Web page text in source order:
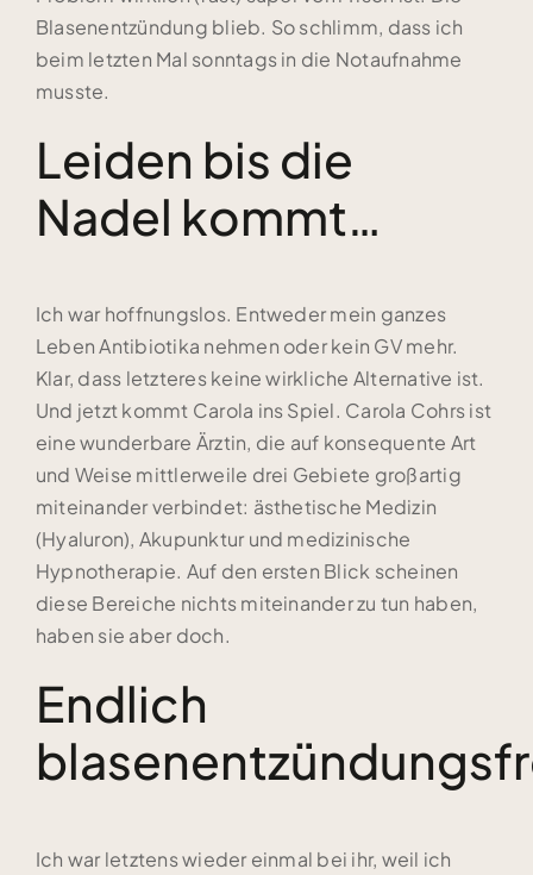
Blasenentzündung blieb. So schlimm, dass ich
beim letzten Mal sonntags in die Notaufnahme
musste.
Leiden bis die
Nadel kommt…
Ich war hoffnungslos. Entweder mein ganzes
Leben Antibiotika nehmen oder kein GV mehr.
Klar, dass letzteres keine wirkliche Alternative ist.
Und jetzt kommt Carola ins Spiel. Carola Cohrs ist
eine wunderbare Ärztin, die auf konsequente Art
und Weise mittlerweile drei Gebiete großartig
miteinander verbindet: ästhetische Medizin
(Hyaluron), Akupunktur und medizinische
Hypnotherapie. Auf den ersten Blick scheinen
diese Bereiche nichts miteinander zu tun haben,
haben sie aber doch.
Endlich
Ich war letztens wieder einmal bei ihr, weil ich